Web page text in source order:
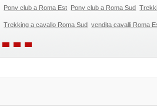
Pony club a Roma Est Pony club a Roma Sud
Trekking a cavallo Roma Sud vendita cavalli Roma